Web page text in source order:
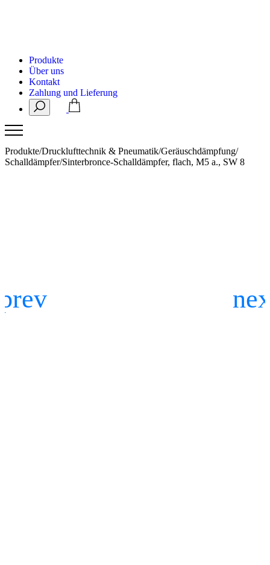
Produkte
Über uns
Kontakt
Zahlung und Lieferung
Produkte/Drucklufttechnik & Pneumatik/Geräuschdämpfung/
Schalldämpfer/Sinterbronce-Schalldämpfer, flach, M5 a., SW 8